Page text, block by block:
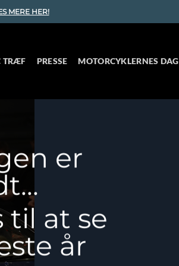
MERE HER!
TRÆF PRESSE MOTORCYKLERNES DAG
er
at se
år